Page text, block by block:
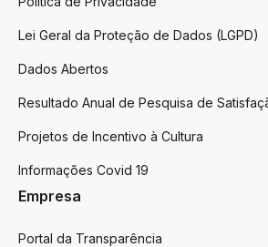
Lei Geral da Proteção de Dados (LGPD)
Dados Abertos
Resultado Anual de Pesquisa de
Projetos de Incentivo à Cultura
Informações Covid 19
Empresa
Portal da Transparência